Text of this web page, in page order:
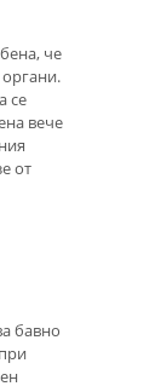
че
се
вече
от
бавно